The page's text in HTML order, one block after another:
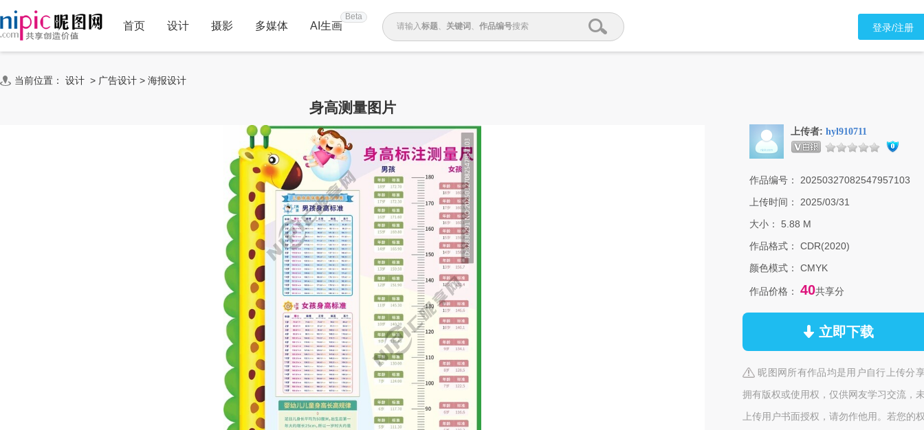
首页 设计 摄影 多媒体 AI生画
Beta
请输入标题、 关键词 、 作品编号搜索 登录/注册
当前位置： 设计 > 广告设计 > 海报设计
身高测量图片
上传者: hyl910711
作品编号：
20250327082547957103
上传时间：
2025/03/31
大小：
5.88 M
作品格式：
CDR(2020)
颜色模式：
CMYK
作品价格： 40共享分
立即下载
昵图网所有作品均是用户自行上传分
拥有版权或使用权，仅供网友学习交流，
上传用户书面授权，请勿作他用。若您的